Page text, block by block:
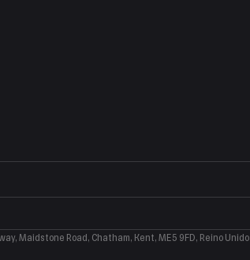
Maidstone Road, Chatham, Kent, ME5 9FD, Reino Unido